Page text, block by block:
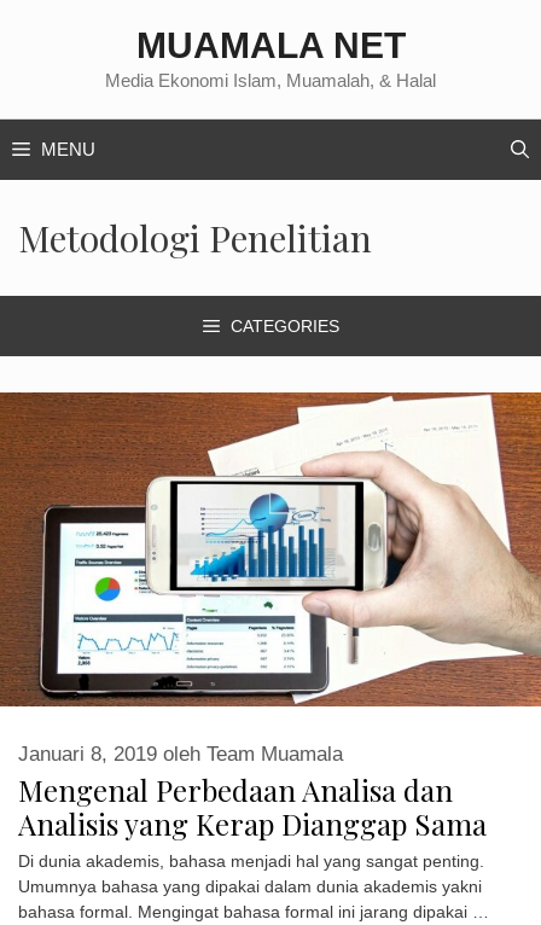
MUAMALA NET
Media Ekonomi Islam, Muamalah, & Halal
MENU
Metodologi Penelitian
CATEGORIES
Mengenal Perbedaan Analisa dan
Analisis yang Kerap Dianggap Sama
Januari 8, 2019 oleh Team Muamala
Di dunia akademis, bahasa menjadi hal yang sangat penting.
Umumnya bahasa yang dipakai dalam dunia akademis yakni
bahasa formal. Mengingat bahasa formal ini jarang dipakai …